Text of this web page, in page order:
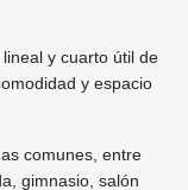
y cuarto útil de
y espacio
comunes, entre
gimnasio, salón